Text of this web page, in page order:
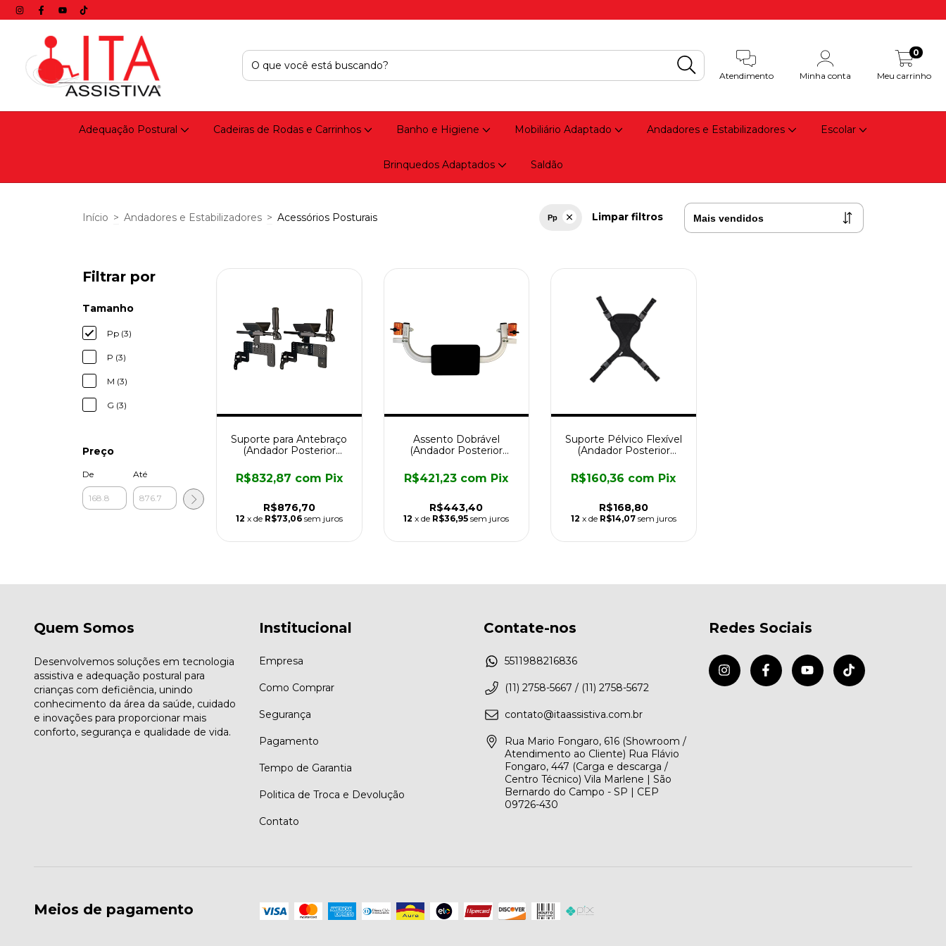
Atendimento Minha conta Meu carrinho
0
Adequação Postural Cadeiras de Rodas e Carrinhos Banho e Higiene Mobiliário Adaptado Andadores e Estabilizadores Escolar
Brinquedos Adaptados Saldão
Início > Andadores e Estabilizadores > Acessórios Posturais Pp Limpar filtros
Filtrar por
Tamanho
Pp (3)
P (3)
M (3)
G (3)
Preço
De Até
Suporte para Antebraço
(Andador Posterior
R$876,70
R$832,87 com Pix
12 x de R$73,06 sem juros
Assento Dobrável
(Andador Posterior
R$443,40
R$421,23 com Pix
12 x de R$36,95 sem juros
Suporte Pélvico Flexível
(Andador Posterior
R$168,80
R$160,36 com Pix
12 x de R$14,07 sem juros
Quem Somos
Desenvolvemos soluções em tecnologia
assistiva e adequação postural para
crianças com deficiência, unindo
conhecimento da área da saúde, cuidado
e inovações para proporcionar mais
conforto, segurança e qualidade de vida.
Institucional
Empresa
Como Comprar
Segurança
Pagamento
Tempo de Garantia
Politica de Troca e Devolução
Contato
Contate-nos
5511988216836
(11) 2758-5667 / (11) 2758-5672
contato@itaassistiva.com.br
Rua Mario Fongaro, 616 (Showroom /
Atendimento ao Cliente) Rua Flávio
Fongaro, 447 (Carga e descarga /
Centro Técnico) Vila Marlene | São
Bernardo do Campo - SP | CEP
09726-430
Redes Sociais
Meios de pagamento